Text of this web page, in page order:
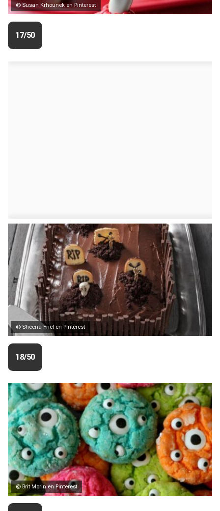
© Susan Krhounek en Pinterest
17/50
© Sheena Friel en Pinterest
18/50
© Brit Morin en Pinterest